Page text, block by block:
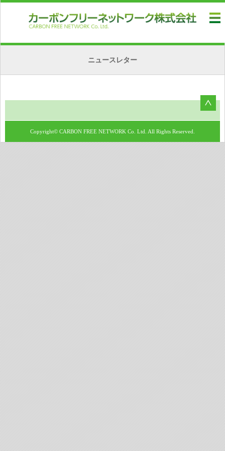
ニュースレター
Copyright© CARBON FREE NETWORK Co. Ltd. All Rights Reserved.